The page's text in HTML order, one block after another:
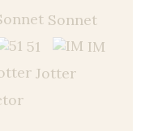
Sonnet
51
IM
Jotter